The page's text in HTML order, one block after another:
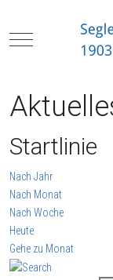
Mobile Menu Toggle
Startlinie
Nach Jahr
Nach Monat
Nach Woche
Heute
Gehe zu Monat